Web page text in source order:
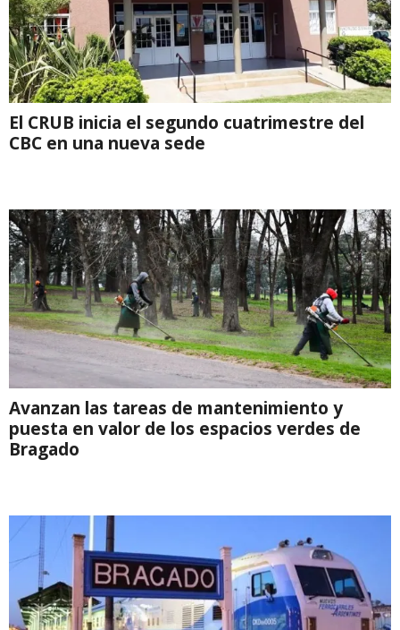
El CRUB inicia el segundo cuatrimestre del
CBC en una nueva sede
Avanzan las tareas de mantenimiento y
puesta en valor de los espacios verdes de
Bragado